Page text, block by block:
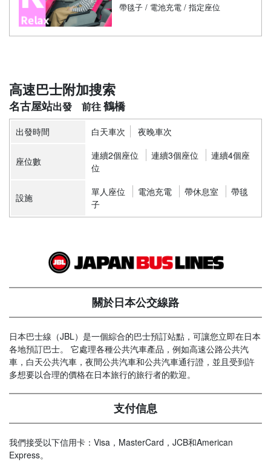
帶毯子 / 電池充電 / 指定座位
高速巴士附加搜索
名古屋站 鶴橋
出發時間 白天車次 夜晚車次
座位數 連續2個座位 連續3個座位
連續4個座
位
設施 單人座位 電池充電 帶休息室
帶毯
子
關於日本公交線路
日本巴士線（JBL）是一個綜合的巴士預訂站點，可讓您立即在日本
各地預訂巴士。 它處理各種公共汽車產品，例如高速公路公共汽
車，白天公共汽車，夜間公共汽車和公共汽車通行證，並且受到許
多想要以合理的價格在日本旅行的旅行者的歡迎。
支付信息
我們接受以下信用卡：Visa，MasterCard，JCB和American
Express。